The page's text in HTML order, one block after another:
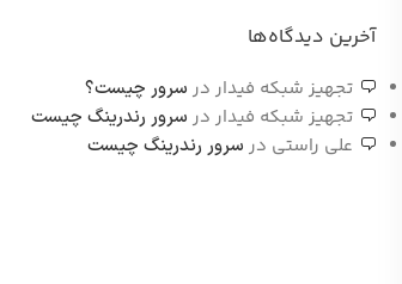
آخرین دیدگاه‌ها
تجهیز شبکه فیدار در سرور چیست؟
تجهیز شبکه فیدار در سرور رندرینگ چیست
علی راستی در سرور رندرینگ چیست